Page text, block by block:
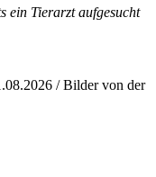
ein Tierarzt aufgesucht
/ Bilder von der